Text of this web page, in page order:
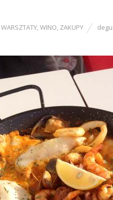
WARSZTATY,WINO, ZAKUPY